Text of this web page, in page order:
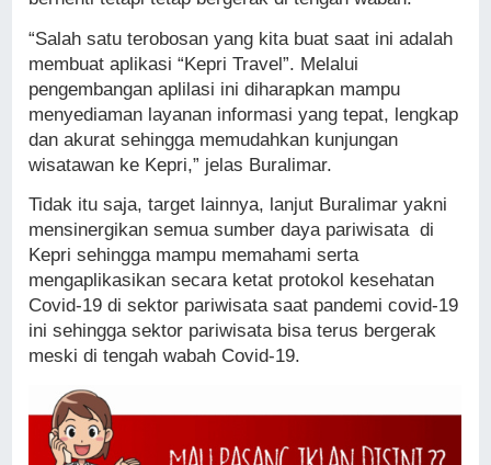
“Salah satu terobosan yang kita buat saat ini adalah
membuat aplikasi “Kepri Travel”. Melalui
pengembangan aplilasi ini diharapkan mampu
menyediaman layanan informasi yang tepat, lengkap
dan akurat sehingga memudahkan kunjungan
wisatawan ke Kepri,” jelas Buralimar.
Tidak itu saja, target lainnya, lanjut Buralimar yakni
mensinergikan semua sumber daya pariwisata di
Kepri sehingga mampu memahami serta
mengaplikasikan secara ketat protokol kesehatan
Covid-19 di sektor pariwisata saat pandemi covid-19
ini sehingga sektor pariwisata bisa terus bergerak
meski di tengah wabah Covid-19.